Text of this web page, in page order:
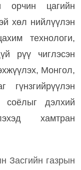
орчин цагийн
хөл нийлүүлэн
технологи,
рүү чиглэсэн
Монгол,
гүнзгийрүүлэн
соёлыг дэлхий
хамтран
Засгийн газрын